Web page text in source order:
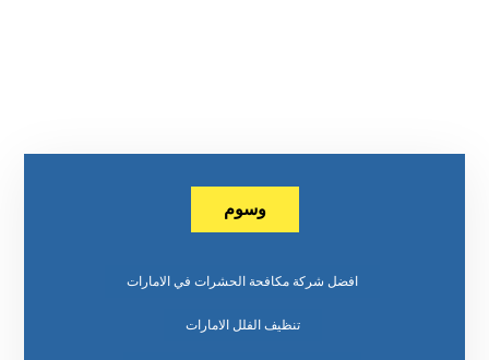
وسوم
افضل شركة مكافحة الحشرات في الامارات
تنظيف الفلل الامارات